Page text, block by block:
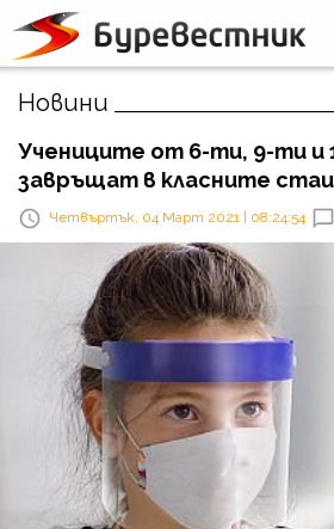
Новини
Учениците от 6-ти, 9-ти и
завръщат в класните стаи
Четвъртък, 04 Март 2021 | 08:24:54